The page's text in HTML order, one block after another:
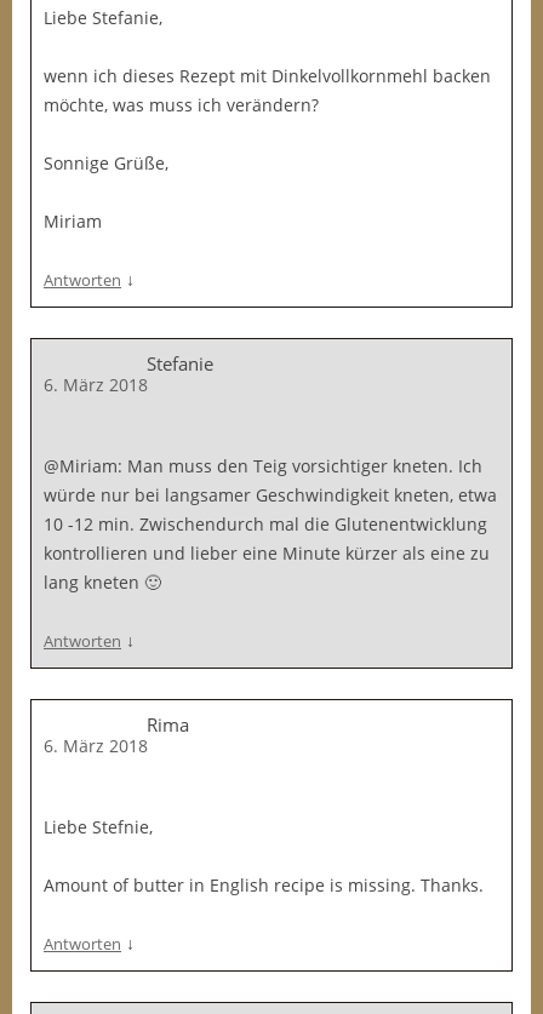
Liebe Stefanie,
wenn ich dieses Rezept mit Dinkelvollkornmehl backen
möchte, was muss ich verändern?
Sonnige Grüße,
Miriam
Antworten ↓
Stefanie
6. März 2018
@Miriam: Man muss den Teig vorsichtiger kneten. Ich
würde nur bei langsamer Geschwindigkeit kneten, etwa
10 -12 min. Zwischendurch mal die Glutenentwicklung
kontrollieren und lieber eine Minute kürzer als eine zu
lang kneten 🙂
Antworten ↓
Rima
6. März 2018
Liebe Stefnie,
Amount of butter in English recipe is missing. Thanks.
Antworten ↓